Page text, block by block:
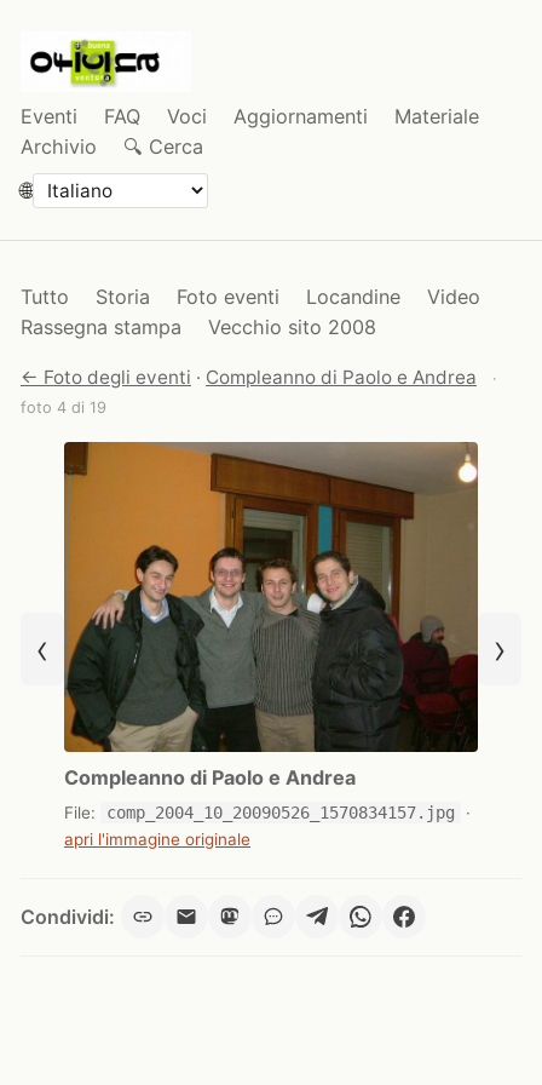
Eventi FAQ Voci Aggiornamenti
Materiale
Archivio
🔍 Cerca
🌐
Tutto Storia Foto eventi Locandine
Video
Rassegna stampa
Vecchio sito 2008
← Foto degli eventi · Compleanno di Paolo e Andrea
·
foto 4 di 19
‹
Compleanno di Paolo e Andrea
File: comp_2004_10_20090526_1570834157.jpg
·
apri l'immagine originale
›
Condividi: